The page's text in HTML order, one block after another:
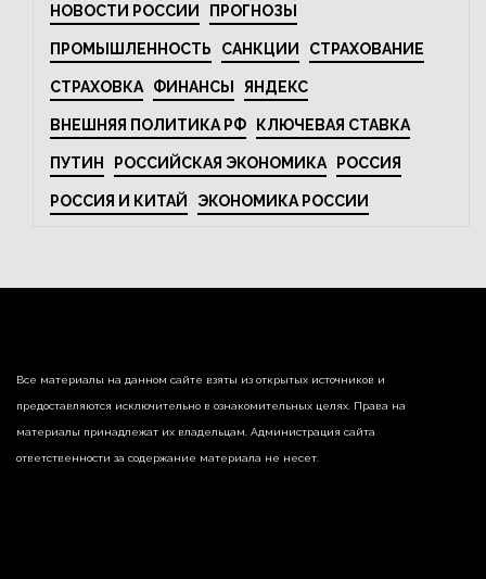
НОВОСТИ РОССИИ ПРОГНОЗЫ
ПРОМЫШЛЕННОСТЬ САНКЦИИ СТРАХОВАНИЕ
СТРАХОВКА ФИНАНСЫ ЯНДЕКС
ВНЕШНЯЯ ПОЛИТИКА РФ КЛЮЧЕВАЯ СТАВКА
ПУТИН РОССИЙСКАЯ ЭКОНОМИКА РОССИЯ
РОССИЯ И КИТАЙ ЭКОНОМИКА РОССИИ
Все материалы на данном сайте взяты из открытых источников и
предоставляются исключительно в ознакомительных целях. Права на
материалы принадлежат их владельцам. Администрация сайта
ответственности за содержание материала не несет.